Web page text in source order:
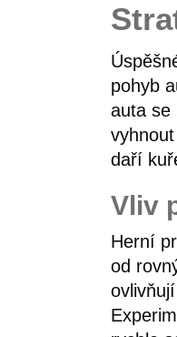
pohyb
auta se
daří
Vliv
Herní
od